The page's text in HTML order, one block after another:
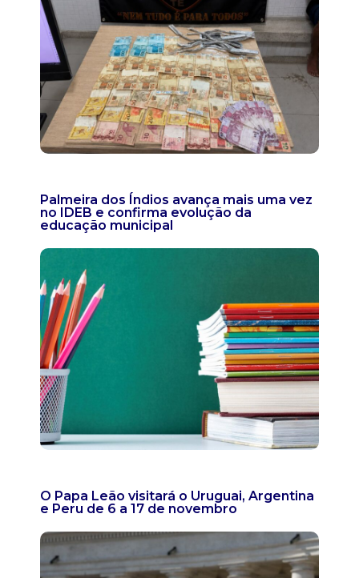
Palmeira dos Índios avança mais uma vez
no IDEB e confirma evolução da
educação municipal
O Papa Leão visitará o Uruguai, Argentina
e Peru de 6 a 17 de novembro